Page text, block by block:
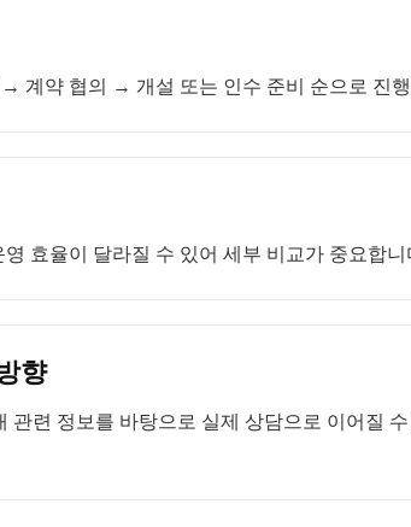
계약 협의 → 개설 또는 인수 준비 순으로 진
효율이 달라질 수 있어 세부 비교가 중요합니
향
련 정보를 바탕으로 실제 상담으로 이어질